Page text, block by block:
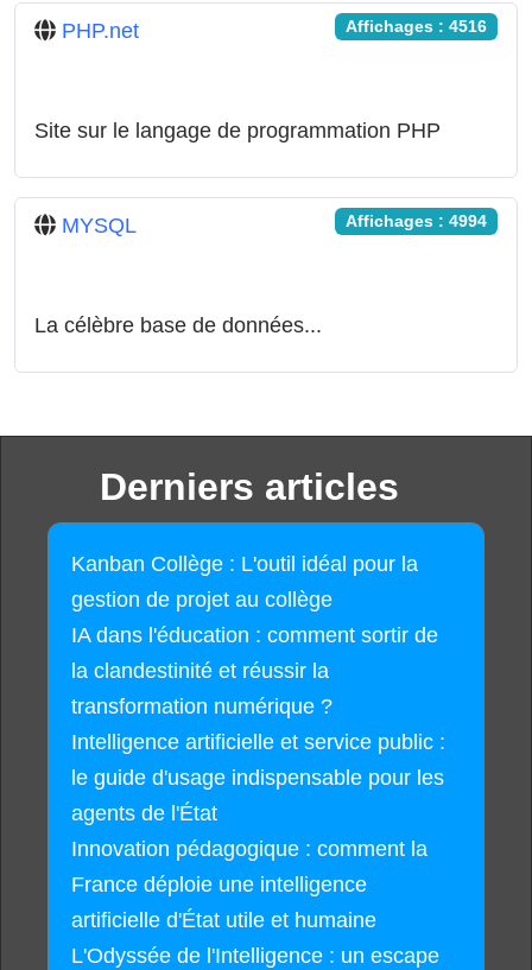
PHP.net Affichages : 4516
Site sur le langage de programmation PHP
MYSQL Affichages : 4994
La célèbre base de données...
Derniers articles
Kanban Collège : L'outil idéal pour la
gestion de projet au collège
IA dans l'éducation : comment sortir de
la clandestinité et réussir la
transformation numérique ?
Intelligence artificielle et service public :
le guide d'usage indispensable pour les
agents de l'État
Innovation pédagogique : comment la
France déploie une intelligence
artificielle d'État utile et humaine
L'Odyssée de l'Intelligence : un escape